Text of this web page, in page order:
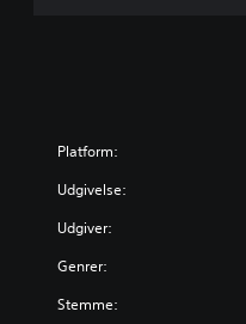
Platform:
Udgivelse:
Udgiver:
Genrer:
Stemme: